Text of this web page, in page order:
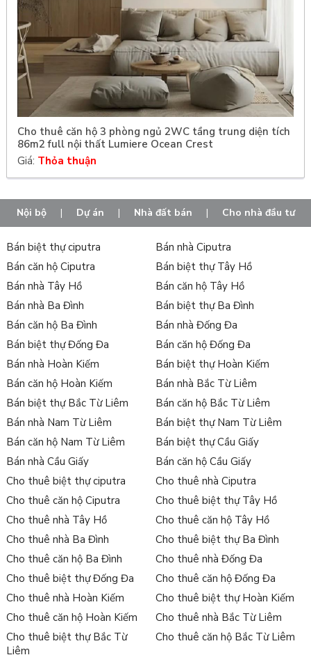
Cho thuê căn hộ 3 phòng ngủ 2WC tầng trung diện tích
86m2 full nội thất Lumiere Ocean Crest
Giá: Thỏa thuận
Nội bộ | Dự án | Nhà đất bán | Cho nhà đầu tư
Bán biệt thự ciputra
Bán nhà Ciputra
Bán căn hộ Ciputra
Bán biệt thự Tây Hồ
Bán nhà Tây Hồ
Bán căn hộ Tây Hồ
Bán nhà Ba Đình
Bán biệt thự Ba Đình
Bán căn hộ Ba Đình
Bán nhà Đống Đa
Bán biệt thự Đống Đa
Bán căn hộ Đống Đa
Bán nhà Hoàn Kiếm
Bán biệt thự Hoàn Kiếm
Bán căn hộ Hoàn Kiếm
Bán nhà Bắc Từ Liêm
Bán biệt thự Bắc Từ Liêm
Bán căn hộ Bắc Từ Liêm
Bán nhà Nam Từ Liêm
Bán biệt thự Nam Từ Liêm
Bán căn hộ Nam Từ Liêm
Bán biệt thự Cầu Giấy
Bán nhà Cầu Giấy
Bán căn hộ Cầu Giấy
Cho thuê biệt thự ciputra
Cho thuê nhà Ciputra
Cho thuê căn hộ Ciputra
Cho thuê biệt thự Tây Hồ
Cho thuê nhà Tây Hồ
Cho thuê căn hộ Tây Hồ
Cho thuê nhà Ba Đình
Cho thuê biệt thự Ba Đình
Cho thuê căn hộ Ba Đình
Cho thuê nhà Đống Đa
Cho thuê biệt thự Đống Đa
Cho thuê căn hộ Đống Đa
Cho thuê nhà Hoàn Kiếm
Cho thuê biệt thự Hoàn Kiếm
Cho thuê căn hộ Hoàn Kiếm
Cho thuê nhà Bắc Từ Liêm
Cho thuê biệt thự Bắc Từ
Liêm
Cho thuê căn hộ Bắc Từ Liêm